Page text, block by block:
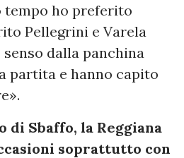
tempo ho preferito
Pellegrini e Varela
dalla panchina
partita e hanno capito
di Sbaffo, la Reggiana
soprattutto con